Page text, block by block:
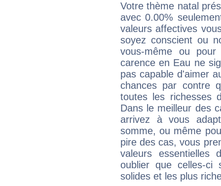
Votre thème natal
avec 0.00%
valeurs affectives
soyez conscient ou
vous-même ou
carence en Eau ne
pas capable d'aimer
chances par contre
toutes les richesses
Dans le meilleur des
arrivez à vous
somme, ou même
pire des cas, vous
valeurs
oublier que celles-
solides et les plus